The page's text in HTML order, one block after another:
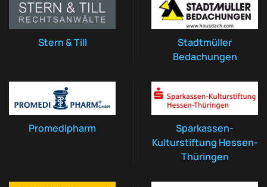
Stern & Till
Stadtmüller
Bedachungen
Promedipharm
Sparkassen-
Kulturstiftung Hessen-
Thüringen